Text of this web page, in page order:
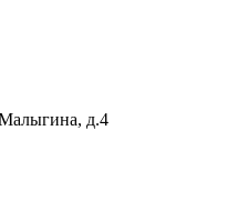
Малыгина, д.4